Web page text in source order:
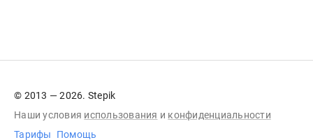
© 2013 — 2026. Stepik
Наши условия использования и конфиденциальности
Тарифы
Помощь